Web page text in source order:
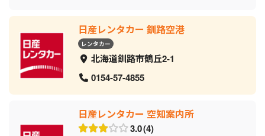
日産レンタカー 釧路空港
レンタカー
北海道釧路市鶴丘2-1
0154-57-4855
日産レンタカー 空知案内所
3.0 4